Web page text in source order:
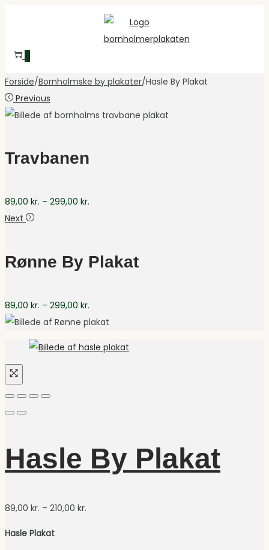
navigation
content
0
Forside/Bornholmske by plakater/Hasle By Plakat
Previous
Travbanen
89,00 kr. – 299,00 kr.
Next
Rønne By Plakat
89,00 kr. – 299,00 kr.
89,00 kr.
299,00 kr.
Hasle By Plakat
89,00 kr. – 210,00 kr.
Hasle Plakat